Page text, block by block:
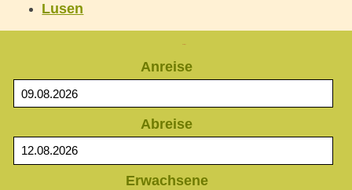
Lusen
Anreise
Abreise
Erwachsene